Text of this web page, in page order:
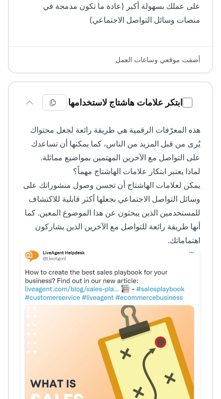
على عملك بسهولة أكبر (عادة ما تكون مدمجة في
منصات وسائل التواصل الاجتماعي)
أضفت موقعي وساعات العمل
ابتكر علامات هاشتاج لاستخدامها
هذه المعرّفات الرقمية هي طريقة رائعة لجعل محتواك
يُرى من قبل المزيد من الناس، كما يمكنها أن تساعدك
على التواصل مع الآخرين المهتمين بمواضيع مماثلة.
لماذا يعتبر ابتكار علامات الهاشتاج مهماً؟
يمكن لعلامات الهاشتاج أن تحسن وصول منشوراتك على
وسائل التواصل الاجتماعي بجعلها أكثر قابلية للاكتشاف
للمستخدمين الذين يبحثون عن هذا الموضوع المعين. كما
أنها طريقة رائعة للتواصل مع الآخرين الذين يشاركون
اهتماماتك.